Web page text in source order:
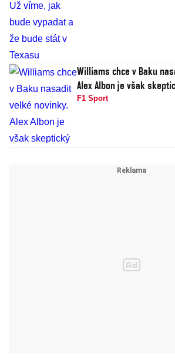
Williams chce v Baku
Alex Albon je však
F1 Sport